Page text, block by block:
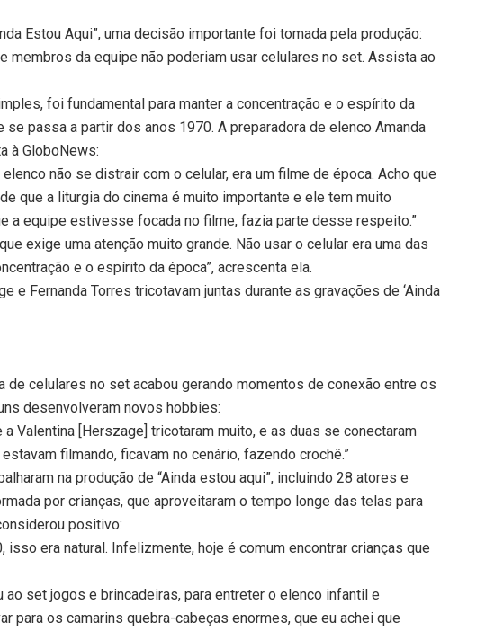
Estou Aqui”, uma decisão importante foi tomada pela produção:
membros da equipe não poderiam usar celulares no set. Assista ao
foi fundamental para manter a concentração e o espírito da
se passa a partir dos anos 1970. A preparadora de elenco Amanda
à GloboNews:
não se distrair com o celular, era um filme de época. Acho que
que a liturgia do cinema é muito importante e ele tem muito
a equipe estivesse focada no filme, fazia parte desse respeito.”
exige uma atenção muito grande. Não usar o celular era uma das
e o espírito da época”, acrescenta ela.
e Fernanda Torres tricotavam juntas durante as gravações de ‘Ainda
de celulares no set acabou gerando momentos de conexão entre os
desenvolveram novos hobbies:
a Valentina [Herszage] tricotaram muito, e as duas se conectaram
filmando, ficavam no cenário, fazendo crochê.”
na produção de “Ainda estou aqui”, incluindo 28 atores e
por crianças, que aproveitaram o tempo longe das telas para
positivo:
isso era natural. Infelizmente, hoje é comum encontrar crianças que
ao set jogos e brincadeiras, para entreter o elenco infantil e
para os camarins quebra-cabeças enormes, que eu achei que